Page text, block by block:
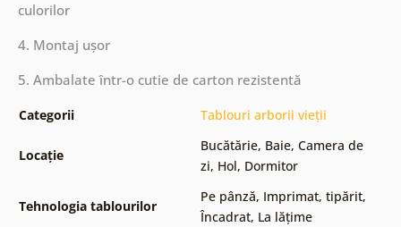
culorilor
4. Montaj ușor
5. Ambalate într-o cutie de carton rezistentă
Categorii Tablouri arborii vieții
Locație
Bucătărie, Baie, Camera de
zi, Hol, Dormitor
Tehnologia tablourilor
Pe pânză, Imprimat, tipărit,
Încadrat, La lățime